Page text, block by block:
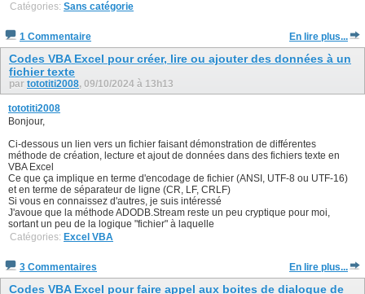
Catégories: Sans catégorie
1 Commentaire En lire plus...
Codes VBA Excel pour créer, lire ou ajouter des données à un
fichier texte
par tototiti2008, 09/10/2024 à 13h13
tototiti2008
Bonjour,
Ci-dessous un lien vers un fichier faisant démonstration de différentes
méthode de création, lecture et ajout de données dans des fichiers texte en
VBA Excel
Ce que ça implique en terme d'encodage de fichier (ANSI, UTF-8 ou UTF-16)
et en terme de séparateur de ligne (CR, LF, CRLF)
Si vous en connaissez d'autres, je suis intéressé
J'avoue que la méthode ADODB.Stream reste un peu cryptique pour moi,
sortant un peu de la logique "fichier" à laquelle
Catégories: Excel VBA
3 Commentaires En lire plus...
Codes VBA Excel pour faire appel aux boites de dialogue de